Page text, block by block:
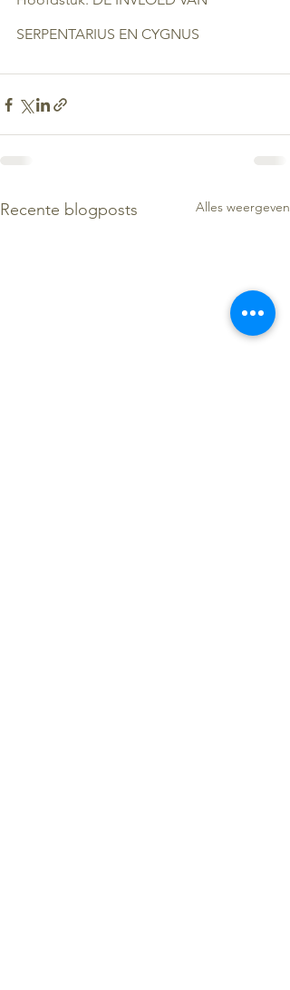
SERPENTARIUS EN CYGNUS
Recente blogposts Alles weergeven